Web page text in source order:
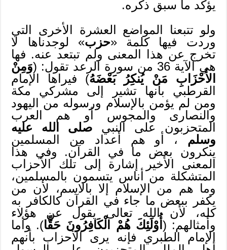
يؤكد ما سبق ذكره.
ولو تتبعنا المواضع العشرة الأخرى التي
وردت فيها كلمة «حزب» لوجدناها لا
تخرج عن هذا المعنى ولم تبتعد عنه. فها
هي الآية 36 من سورة الرعد تقول: (
وَمِنْ
الأَحْزَابِ مَنْ يُنكِرُ بَعْضَهُ) فيراها الإمام
القرطبي بأنها تشير إلى مشركي مكة
ومن لم يؤمن بالإسلام ورسوله من اليهود
والنصارى والمجوس أو هم العرب
المتحزبون على النبي صلى الله عليه
وسلم ، أو هم أعداد من المسلمين
ينكرون بعض ما في القرآن. وفي هذا
المعنى الأخير إشارة إلى تلك الأحزاب
المتشكلة من أناس يتسمون بالمسلمين،
وما هم من الإسلام إلا بالاسم، لأن من
يكفر ببعض ما جاء في القرآن كالكافر به
كله، لأن الله تعالى يقول عن هؤلاء
وأمثالهم: ( أُوْلَئِكَ هُمْ الْكَافِرُونَ حَقًّا). وأما
الإمام الطبري فإنه يرى الأحزاب بأنهم